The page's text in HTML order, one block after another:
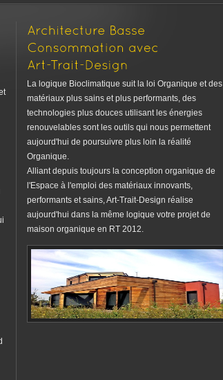
La logique Bioclimatique suit la loi Organique et des
matériaux plus sains et plus performants, des
technologies plus douces utilisant les énergies
renouvelables sont les outils qui nous permettent
aujourd'hui de poursuivre plus loin la réalité
Organique.
Alliant depuis toujours la conception organique de
l'Espace à l'emploi des matériaux innovants,
performants et sains, Art-Trait-Design réalise
aujourd'hui dans la même logique votre projet de
maison organique en RT 2012.